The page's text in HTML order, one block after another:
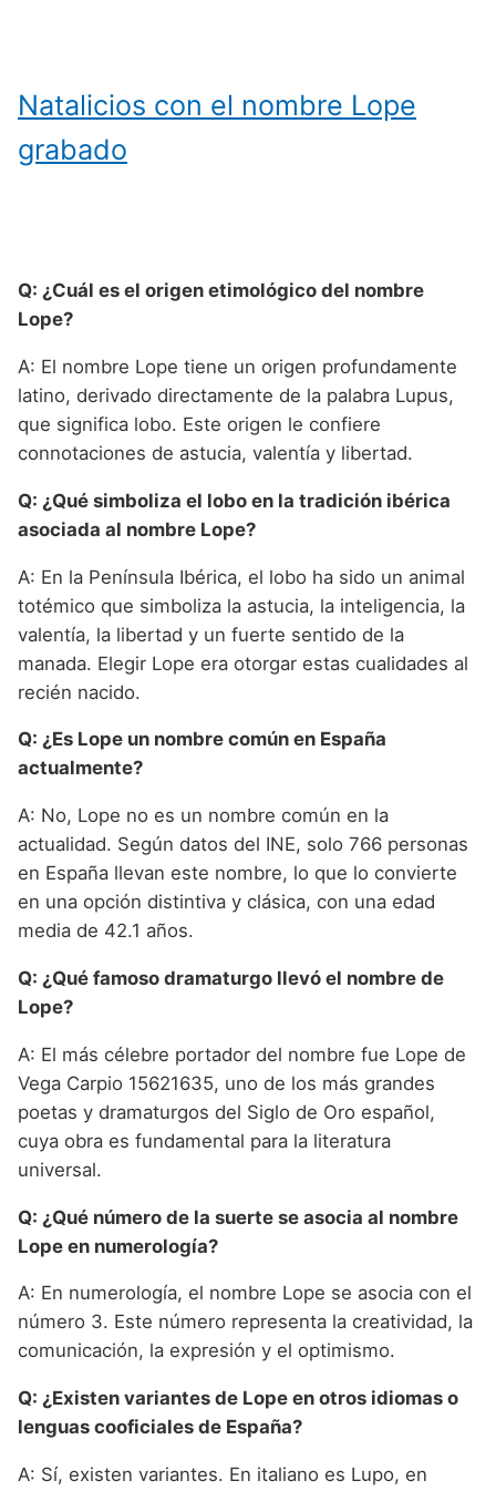
Natalicios con el nombre Lope
grabado
Q: ¿Cuál es el origen etimológico del nombre
Lope?
A: El nombre Lope tiene un origen profundamente
latino, derivado directamente de la palabra Lupus,
que significa lobo. Este origen le confiere
connotaciones de astucia, valentía y libertad.
Q: ¿Qué simboliza el lobo en la tradición ibérica
asociada al nombre Lope?
A: En la Península Ibérica, el lobo ha sido un animal
totémico que simboliza la astucia, la inteligencia, la
valentía, la libertad y un fuerte sentido de la
manada. Elegir Lope era otorgar estas cualidades al
recién nacido.
Q: ¿Es Lope un nombre común en España
actualmente?
A: No, Lope no es un nombre común en la
actualidad. Según datos del INE, solo 766 personas
en España llevan este nombre, lo que lo convierte
en una opción distintiva y clásica, con una edad
media de 42.1 años.
Q: ¿Qué famoso dramaturgo llevó el nombre de
Lope?
A: El más célebre portador del nombre fue Lope de
Vega Carpio 15621635, uno de los más grandes
poetas y dramaturgos del Siglo de Oro español,
cuya obra es fundamental para la literatura
universal.
Q: ¿Qué número de la suerte se asocia al nombre
Lope en numerología?
A: En numerología, el nombre Lope se asocia con el
número 3. Este número representa la creatividad, la
comunicación, la expresión y el optimismo.
Q: ¿Existen variantes de Lope en otros idiomas o
lenguas cooficiales de España?
A: Sí, existen variantes. En italiano es Lupo, en